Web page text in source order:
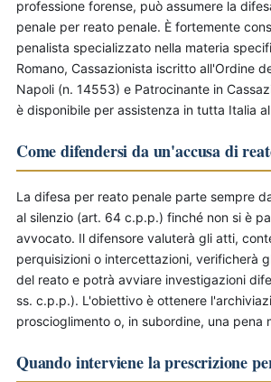
professione forense, può assumere la
penale per reato penale. È fortemente
penalista specializzato nella materia
Romano, Cassazionista iscritto all'Ordine
Napoli (n. 14553) e Patrocinante in
è disponibile per assistenza in tutta Italia
Come difendersi da un'accusa di
La difesa per reato penale parte sempre
al silenzio (art. 64 c.p.p.) finché non si è
avvocato. Il difensore valuterà gli atti,
perquisizioni o intercettazioni, verificherà
del reato e potrà avviare investigazioni
ss. c.p.p.). L'obiettivo è ottenere
proscioglimento o, in subordine, una pena
Quando interviene la prescrizione